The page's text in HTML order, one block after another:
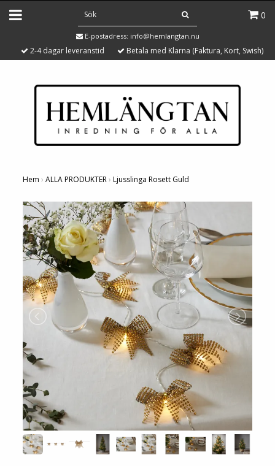
0
E-postadress: info@hemlangtan.nu
2-4 dagar leveranstid Betala med Klarna (Faktura, Kort, Swish)
Hem › ALLA PRODUKTER› Ljusslinga Rosett Guld